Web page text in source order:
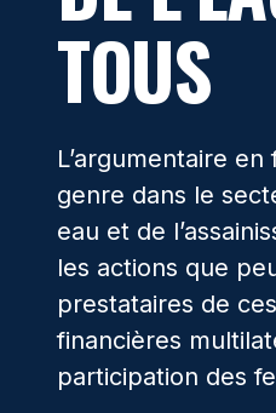
TOUS
L’argumentaire
genre dans le
eau et de
les actions que
prestataires de
financières
participation des